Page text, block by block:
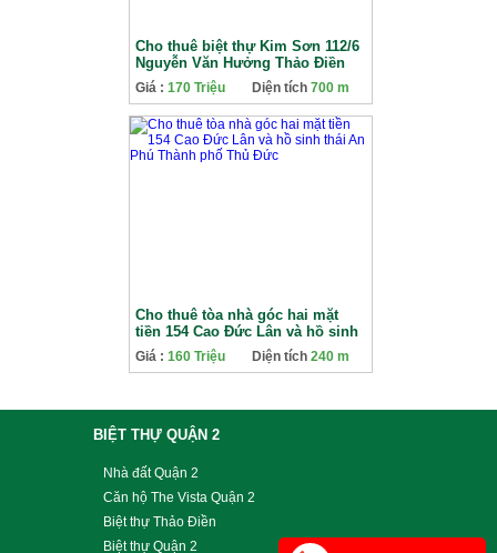
Cho thuê biệt thự Kim Sơn 112/6
Nguyễn Văn Hưởng Thảo Điền
Giá : 170 Triệu Diện tích 700 m
Cho thuê tòa nhà góc hai mặt
tiền 154 Cao Đức Lân và hồ sinh
thái An Phú Thành phố Thủ Đức
Giá : 160 Triệu Diện tích 240 m
BIỆT THỰ QUẬN 2
Nhà đất Quận 2
Căn hộ The Vista Quận 2
Biệt thự Thảo Điền
Biệt thự Quận 2